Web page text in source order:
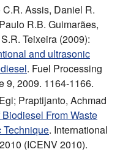
Assis, Daniel R.
R.B. Guimarães,
Teixeira (2009):
and ultrasonic
. Fuel Processing
9, 2009. 1164-1166.
Praptijanto, Achmad
From Waste
. International
(ICENV 2010).